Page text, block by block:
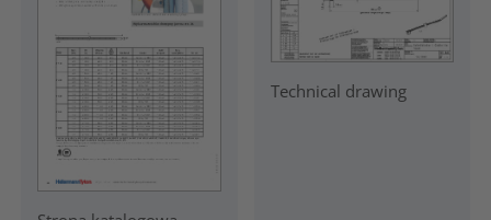
Technical drawing